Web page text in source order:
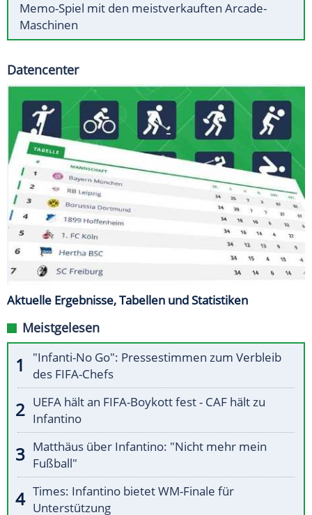
Memo-Spiel mit den meistverkauften Arcade-
Maschinen
Datencenter
Aktuelle Ergebnisse, Tabellen und Statistiken
Meistgelesen
"Infanti-No Go": Pressestimmen zum Verbleib
des FIFA-Chefs
UEFA hält an FIFA-Boykott fest - CAF hält zu
Infantino
Matthäus über Infantino: "Nicht mehr mein
Fußball"
Times: Infantino bietet WM-Finale für
Unterstützung